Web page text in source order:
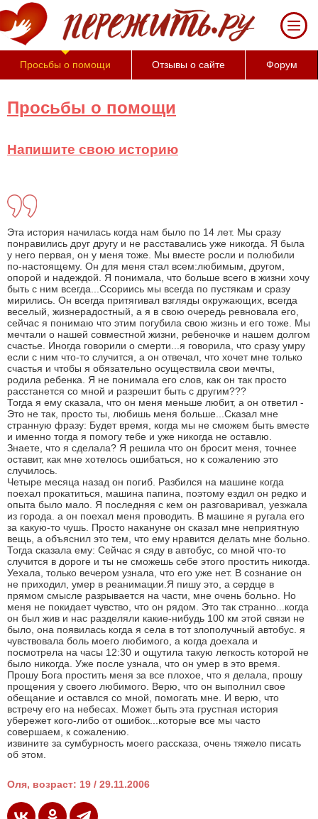
За 50 минут Вы можете
оценить тяжесть своего
состояния и его
психологические причины
(бесплатно)
Просьбы о помощи Отзывы о сайте Форум
Просьбы о помощи
Напишите свою историю
Эта история начилась когда нам было по 14 лет. Мы сразу
понравились друг другу и не расставались уже никогда. Я была
у него первая, он у меня тоже. Мы вместе росли и полюбили
по-настоящему. Он для меня стал всем:любимым, другом,
опорой и надеждой. Я понимала, что больше всего в жизни хочу
быть с ним всегда...Ссориись мы всегда по пустякам и сразу
мирились. Он всегда притягивал взгляды окружающих, всегда
веселый, жизнерадостный, а я в свою очередь ревновала его,
сейчас я понимаю что этим погубила свою жизнь и его тоже. Мы
мечтали о нашей совместной жизни, ребеночке и нашем долгом
счастье. Иногда говорили о смерти...я говорила, что сразу умру
если с ним что-то случится, а он отвечал, что хочет мне только
счастья и чтобы я обязательно осуществила свои мечты,
родила ребенка. Я не понимала его слов, как он так просто
расстанется со мной и разрешит быть с другим???
Тогда я ему сказала, что он меня меньше любит, а он ответил -
Это не так, просто ты, любишь меня больше...Сказал мне
странную фразу: Будет время, когда мы не сможем быть вместе
и именно тогда я помогу тебе и уже никогда не оставлю.
Знаете, что я сделала? Я решила что он бросит меня, точнее
оставит, как мне хотелось ошибаться, но к сожалению это
случилось.
Четыре месяца назад он погиб. Разбился на машине когда
поехал прокатиться, машина папина, поэтому ездил он редко и
опыта было мало. Я последняя с кем он разговаривал, уезжала
из города. а он поехал меня проводить. В машине я ругала его
за какую-то чушь. Просто накануне он сказал мне неприятную
вещь, а объяснил это тем, что ему нравится делать мне больно.
Тогда сказала ему: Сейчас я сяду в автобус, со мной что-то
случится в дороге и ты не сможешь себе этого простить никогда.
Уехала, только вечером узнала, что его уже нет. В сознание он
не приходил, умер в реанимации.Я пишу это, а сердце в
прямом смысле разрывается на части, мне очень больно. Но
меня не покидает чувство, что он рядом. Это так странно...когда
он был жив и нас разделяли какие-нибудь 100 км этой связи не
было, она появилась когда я села в тот злополучный автобус. я
чувствовала боль моего любимого, а когда доехала и
посмотрела на часы 12:30 и ощутила такую легкость которой не
было никогда. Уже после узнала, что он умер в это время.
Прошу Бога простить меня за все плохое, что я делала, прошу
прощения у своего любимого. Верю, что он выполнил свое
обещание и оставлся со мной, помогать мне. И верю, что
встречу его на небесах. Может быть эта грустная история
убережет кого-либо от ошибок...которые все мы часто
совершаем, к сожалению.
извините за сумбурность моего рассказа, очень тяжело писать
об этом.
Оля, возраст: 19 / 29.11.2006